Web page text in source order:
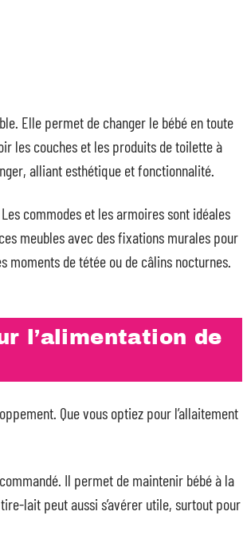
Elle permet de changer le bébé en toute
les couches et les produits de toilette à
alliant esthétique et fonctionnalité.
commodes et les armoires sont idéales
meubles avec des fixations murales pour
de tétée ou de câlins nocturnes.
l’alimentation de
Que vous optiez pour l’allaitement
Il permet de maintenir bébé à la
lait peut aussi s’avérer utile, surtout pour